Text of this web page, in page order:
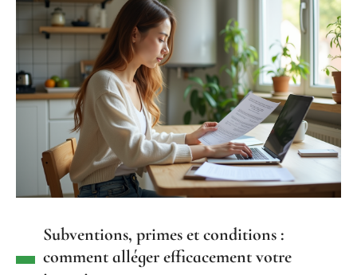
Subventions, primes et conditions :
comment alléger efficacement votre